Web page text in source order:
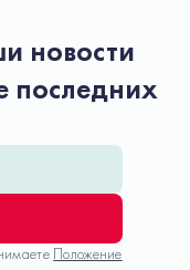
новости
последних
Положение